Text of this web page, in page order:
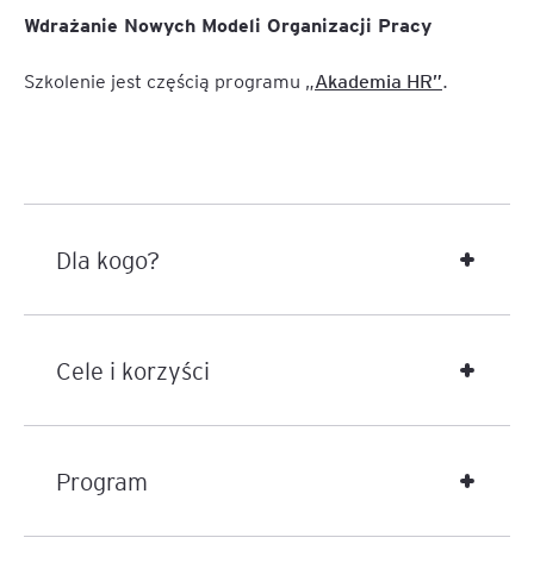
Wdrażanie Nowych Modeli Organizacji Pracy
Szkolenie jest częścią programu „Akademia HR”.
Dla kogo?
Cele i korzyści
Program